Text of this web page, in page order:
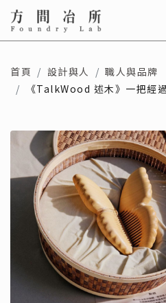
首頁 設計與人
職人與品牌
《TalkWood 述木》一把經